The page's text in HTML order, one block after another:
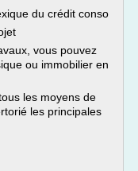
du crédit conso
vous pouvez
ou immobilier en
les moyens de
les principales